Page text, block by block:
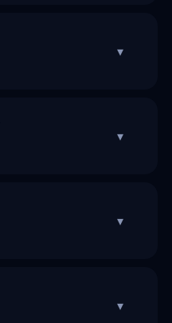
▾
▾
▾
▾